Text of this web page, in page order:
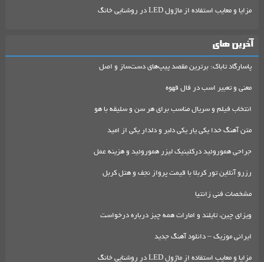
مزایا و معایب استفاده از ماژول LED در روشنایی خانگ
آخرین های
پاسارگاد تاباک: برترین مقصد پیپ‌های دست‌ساز و اصل
معنی و تعبیر اسب در فال قهوه
انتخاب فیلم و سریال مناسب برای هر سن و سلیقه با هو
متن آهنگ خدا یکی یار یکی دلبر و دلدار یکی از امید
جراحی هموروئید درکلینیک لیزر هموروئید و هزینه عمل
رزرو آنلاین تور کربلا با قیمت پرواز نجف و هتل کربل
مشخصات فنی زانتیا
ویزای چین، تایلند و امارات همه چیز درباره درخواست
ایرانی موزیک – دانلود آهنگ جدید
مزایا و معایب استفاده از ماژول LED در روشنایی خانگ